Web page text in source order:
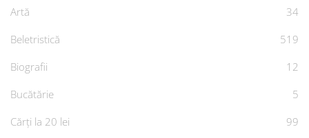
Artă
34
Beletristică
519
Biografii
12
Bucătărie
5
Cărți la 20 lei
99